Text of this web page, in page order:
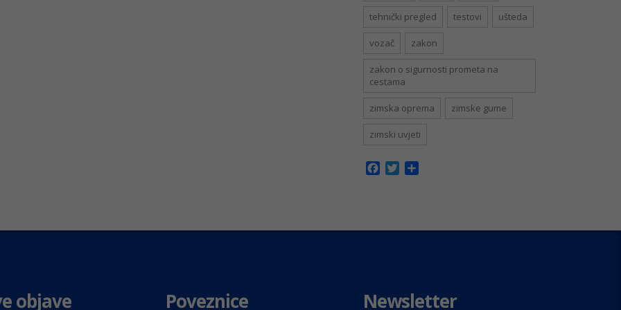
tehnički pregled testovi ušteda
vozač zakon
zakon o sigurnosti prometa na
cestama
zimska oprema zimske gume
zimski uvjeti
Facebook
Twitter
objave Poveznice Newsletter